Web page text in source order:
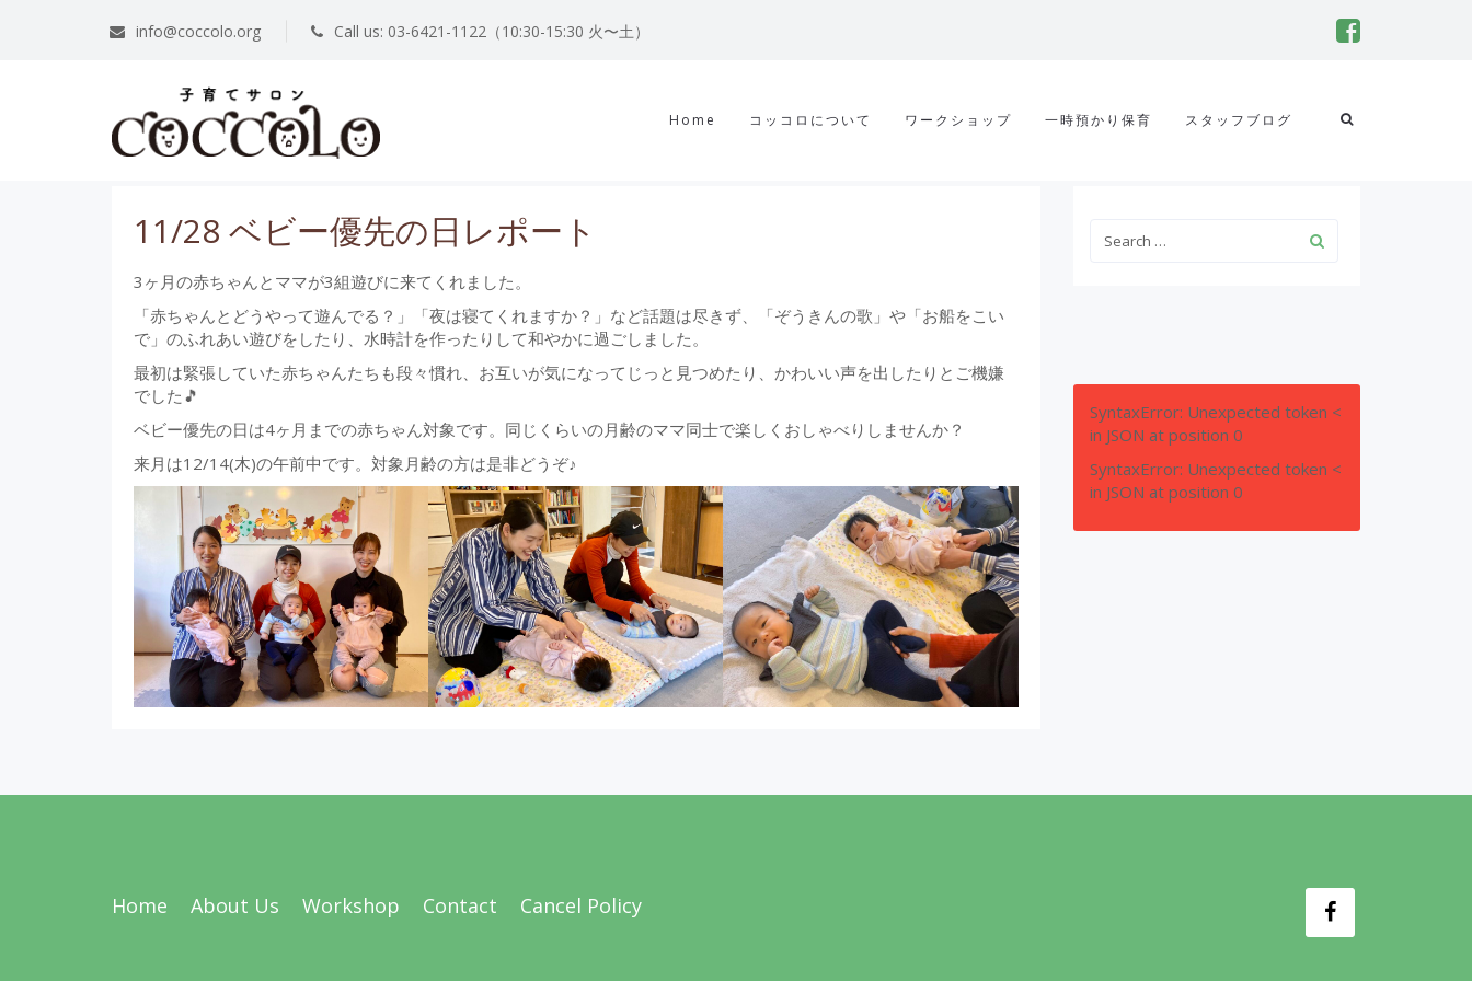
info@coccolo.org Call us: 03-6421-1122（10:30-15:30 火〜土）
Home コッコロについて ワークショップ 一時預かり保育 スタッフブログ
11/28 ベビー優先の日レポート
3ヶ月の赤ちゃんとママが3組遊びに来てくれました。
「赤ちゃんとどうやって遊んでる？」「夜は寝てくれますか？」など話題は尽きず、「ぞうきんの歌」や「お船をこい
で」のふれあい遊びをしたり、水時計を作ったりして和やかに過ごしました。
最初は緊張していた赤ちゃんたちも段々慣れ、お互いが気になってじっと見つめたり、かわいい声を出したりとご機嫌
でした🎵
ベビー優先の日は4ヶ月までの赤ちゃん対象です。同じくらいの月齢のママ同士で楽しくおしゃべりしませんか？
来月は12/14(木)の午前中です。対象月齢の方は是非どうぞ♪
SyntaxError: Unexpected token <
in JSON at position 0
SyntaxError: Unexpected token <
in JSON at position 0
Home About Us Workshop Contact Cancel Policy